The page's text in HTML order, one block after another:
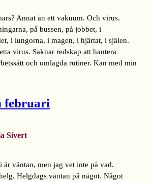
Annat än ett vakuum. Och virus.
på bussen, på jobbet, i
i lungorna, i magen, i hjärtat, i själen.
virus. Saknar redskap att hantera
och omlagda rutiner. Kan med min
februari
Sivert
är väntan, men jag vet inte på vad.
Helgdags väntan på något. Något